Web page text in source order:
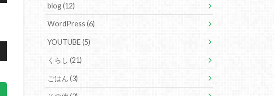
blog(12)
WordPress(6)
YOUTUBE(5)
くらし(21)
ごはん(3)